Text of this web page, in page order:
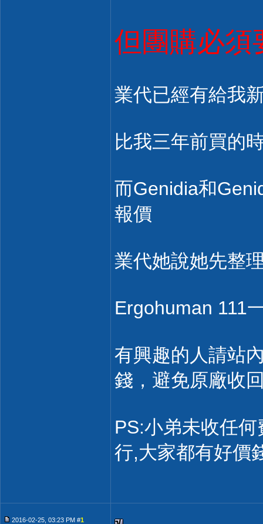
但團購必須
業代已經有給我
比我三年前買的
而Genidia和
報價
業代她說她先整
Ergohuman 111
有興趣的人請站
錢，避免原廠收
PS:小弟未收任
行,大家都有好價
2016-02-25, 03:23 PM #1